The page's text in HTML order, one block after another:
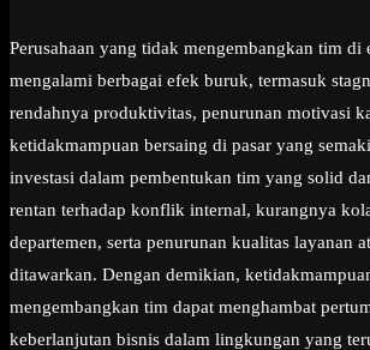
Perusahaan yang tidak mengembangkan tim di
mengalami berbagai efek buruk, termasuk
rendahnya produktivitas, penurunan motivasi
ketidakmampuan bersaing di pasar yang
investasi dalam pembentukan tim yang solid
rentan terhadap konflik internal, kurangnya
departemen, serta penurunan kualitas layanan
ditawarkan. Dengan demikian,
mengembangkan tim dapat menghambat
keberlanjutan bisnis dalam lingkungan yang